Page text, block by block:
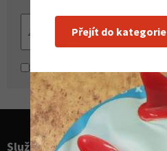
Souhlasím se
Služby pro sporty
Přejít do kategorie